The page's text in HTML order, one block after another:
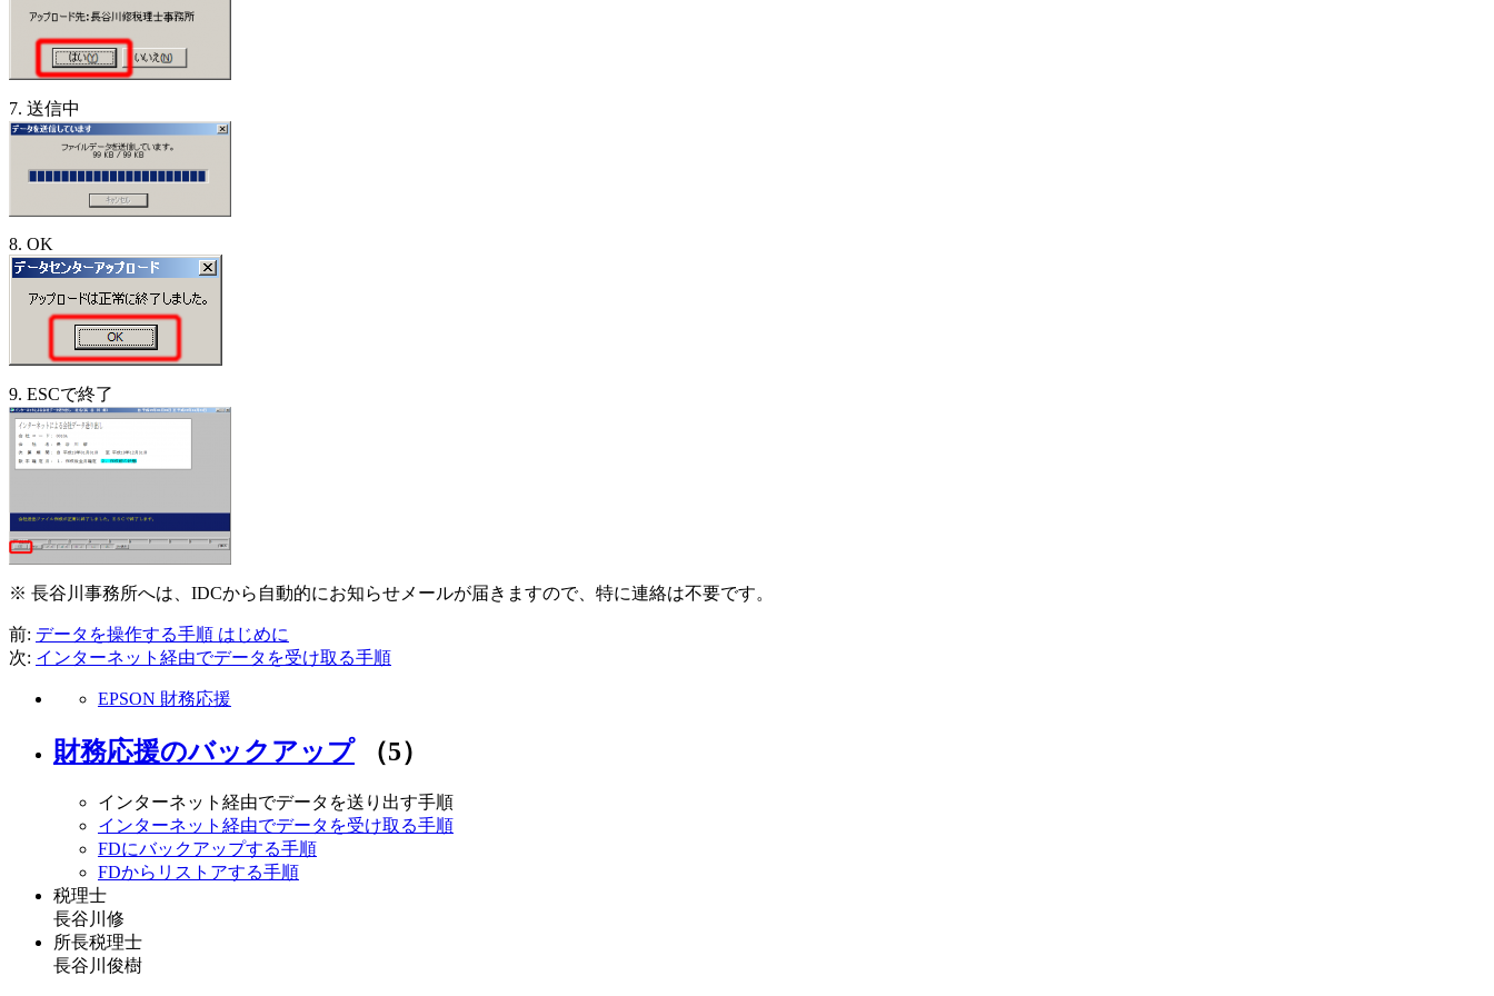
7. 送信中
8. OK
9. ESCで終了
※ 長谷川事務所へは、IDCから自動的にお知らせメールが届きますので、特に連絡は不要です。
前: データを操作する手順 はじめに
次: インターネット経由でデータを受け取る手順
EPSON 財務応援
財務応援のバックアップ（5）
インターネット経由でデータを送り出す手順
インターネット経由でデータを受け取る手順
FDにバックアップする手順
FDからリストアする手順
税理士
長谷川修
所長税理士
長谷川俊樹